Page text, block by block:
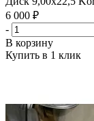
6 000 ₽
-
В корзину
Купить в 1 клик